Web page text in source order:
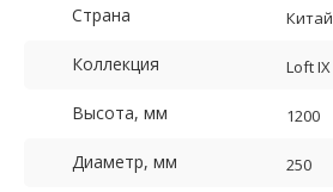
Страна Китай
Коллекция Loft IX
Высота, мм 1200
Диаметр, мм 250